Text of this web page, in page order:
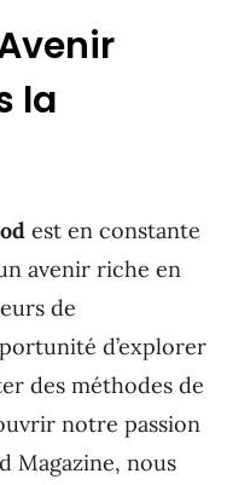
la
est en constante
avenir riche en
de
d’explorer
des méthodes de
notre passion
Magazine, nous